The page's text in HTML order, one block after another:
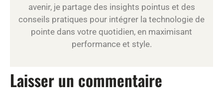
avenir, je partage des insights pointus et des
conseils pratiques pour intégrer la technologie de
pointe dans votre quotidien, en maximisant
performance et style.
Laisser un commentaire